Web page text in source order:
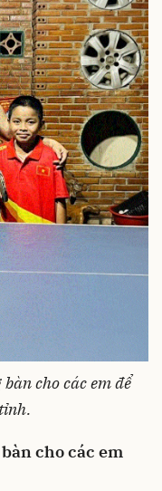
cho các em để
cho các em